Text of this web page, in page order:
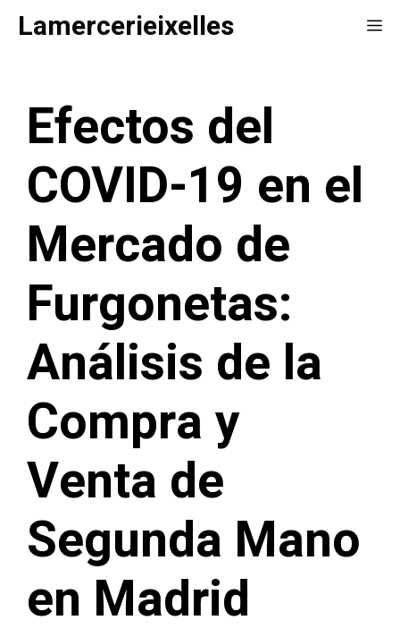
SaltarLamercerieixelles
Efectos del
COVID-19 en el
Mercado de
Furgonetas:
Análisis de la
Compra y
Venta de
Segunda Mano
en Madrid